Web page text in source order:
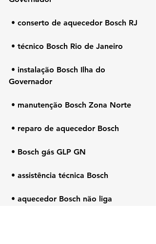
• conserto de aquecedor Bosch RJ
• técnico Bosch Rio de Janeiro
• instalação Bosch Ilha do
Governador
• manutenção Bosch Zona Norte
• reparo de aquecedor Bosch
• Bosch gás GLP GN
• assistência técnica Bosch
• aquecedor Bosch não liga